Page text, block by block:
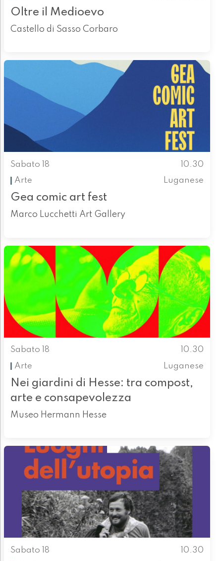
Oltre il Medioevo
Castello di Sasso Corbaro
Sabato 18
10.30
Arte
Luganese
Gea comic art fest
Marco Lucchetti Art Gallery
Sabato 18
10.30
Arte
Luganese
Nei giardini di Hesse: tra compost,
arte e consapevolezza
Museo Hermann Hesse
Sabato 18
10.30